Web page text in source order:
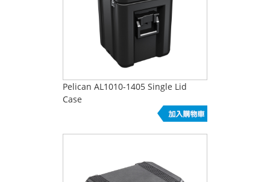
Pelican AL1010-1405 Single Lid
Case